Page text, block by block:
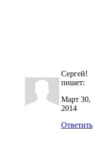
Сергей!
пишет:
Март 30,
2014
Ответить